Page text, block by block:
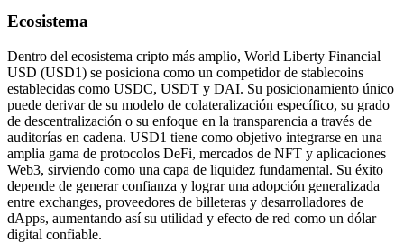
Ecosistema
Dentro del ecosistema cripto más amplio, World Liberty Financial
USD (USD1) se posiciona como un competidor de stablecoins
establecidas como USDC, USDT y DAI. Su posicionamiento único
puede derivar de su modelo de colateralización específico, su grado
de descentralización o su enfoque en la transparencia a través de
auditorías en cadena. USD1 tiene como objetivo integrarse en una
amplia gama de protocolos DeFi, mercados de NFT y aplicaciones
Web3, sirviendo como una capa de liquidez fundamental. Su éxito
depende de generar confianza y lograr una adopción generalizada
entre exchanges, proveedores de billeteras y desarrolladores de
dApps, aumentando así su utilidad y efecto de red como un dólar
digital confiable.